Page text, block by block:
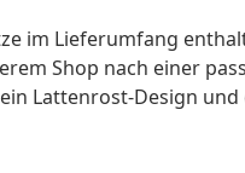
im Lieferumfang
Shop nach einer
Lattenrost-Design